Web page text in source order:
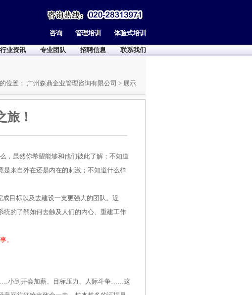
咨询 管理培训 体验式培训
行业资讯 专业团队 招聘信息 联系我们
位置： 广州森鼎企业管理咨询有限公司 > 展示
旅！
虽然你希望能够和他们彼此了解；不知道
是来自外在还是内在的刺激；不知道什么样
目标以及去建设一支更强大的团队。近
统的了解如何去触及人们的内心、重建工作
。
小到开会加薪、目标压力、人际斗争……这